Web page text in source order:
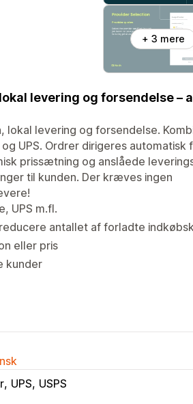
+ 3 mere
levering og forsendelse –
lokal levering og forsendelse.
UPS. Ordrer dirigeres automatisk
prissætning og anslåede
til kunden. Der kræves ingen
UPS m.fl.
antallet af forladte
eller pris
kunder
UPS USPS